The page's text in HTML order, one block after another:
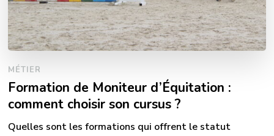
MÉTIER
Formation de Moniteur d’Équitation :
comment choisir son cursus ?
Quelles sont les formations qui offrent le statut